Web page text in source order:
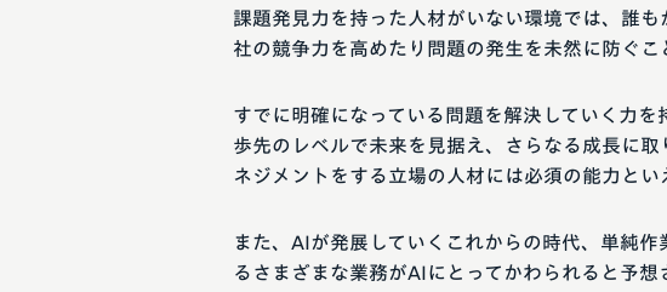
課題発見力を持った人材がいない環境では、誰
社の競争力を高めたり問題の発生を未然に防ぐこ
すでに明確になっている問題を解決していく力
歩先のレベルで未来を見据え、さらなる成長に
ネジメントをする立場の人材には必須の能力とい
また、AIが発展していくこれからの時代、単純
るさまざまな業務がAIにとってかわられると予